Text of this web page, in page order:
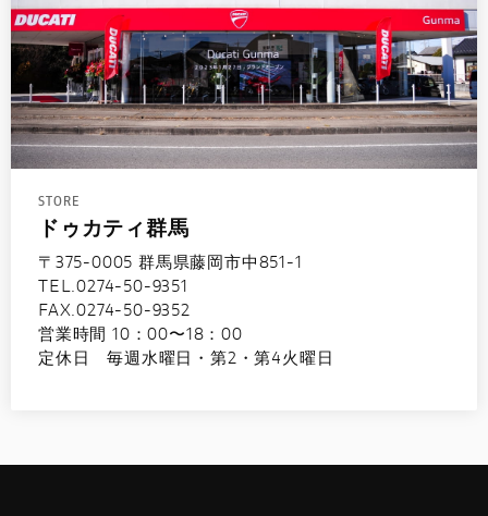
STORE
ドゥカティ群馬
〒375-0005 群馬県藤岡市中851-1
TEL.0274-50-9351
FAX.0274-50-9352
営業時間 10：00〜18：00
定休日 毎週水曜日・第2・第4火曜日